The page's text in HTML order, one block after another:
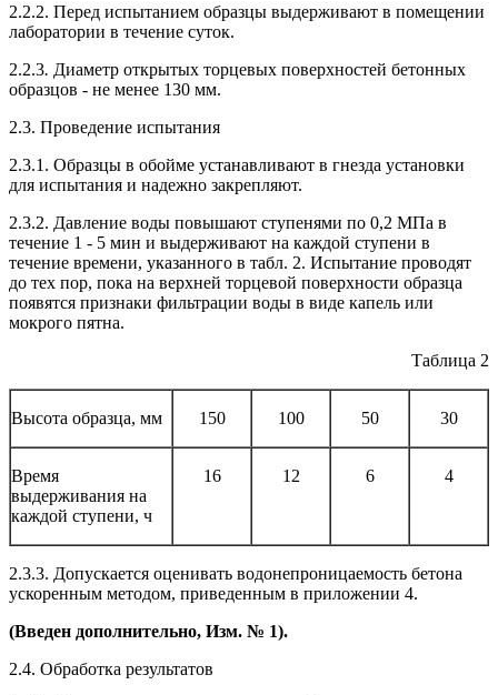
2.2.2. Перед испытанием образцы выдерживают в помещении
лаборатории в течение суток.
2.2.3. Диаметр открытых торцевых поверхностей бетонных
образцов - не менее 130 мм.
2.3. Проведение испытания
2.3.1. Образцы в обойме устанавливают в гнезда установки
для испытания и надежно закрепляют.
2.3.2. Давление воды повышают ступенями по 0,2 МПа в
течение 1 - 5 мин и выдерживают на каждой ступени в
течение времени, указанного в табл. 2. Испытание проводят
до тех пор, пока на верхней торцевой поверхности образца
появятся признаки фильтрации воды в виде капель или
мокрого пятна.
Таблица 2
Высота образца, мм 150 100 50 30
Время
выдерживания на
каждой ступени, ч
16 12 6 4
2.3.3. Допускается оценивать водонепроницаемость бетона
ускоренным методом, приведенным в приложении 4.
(Введен дополнительно, Изм. № 1).
2.4. Обработка результатов